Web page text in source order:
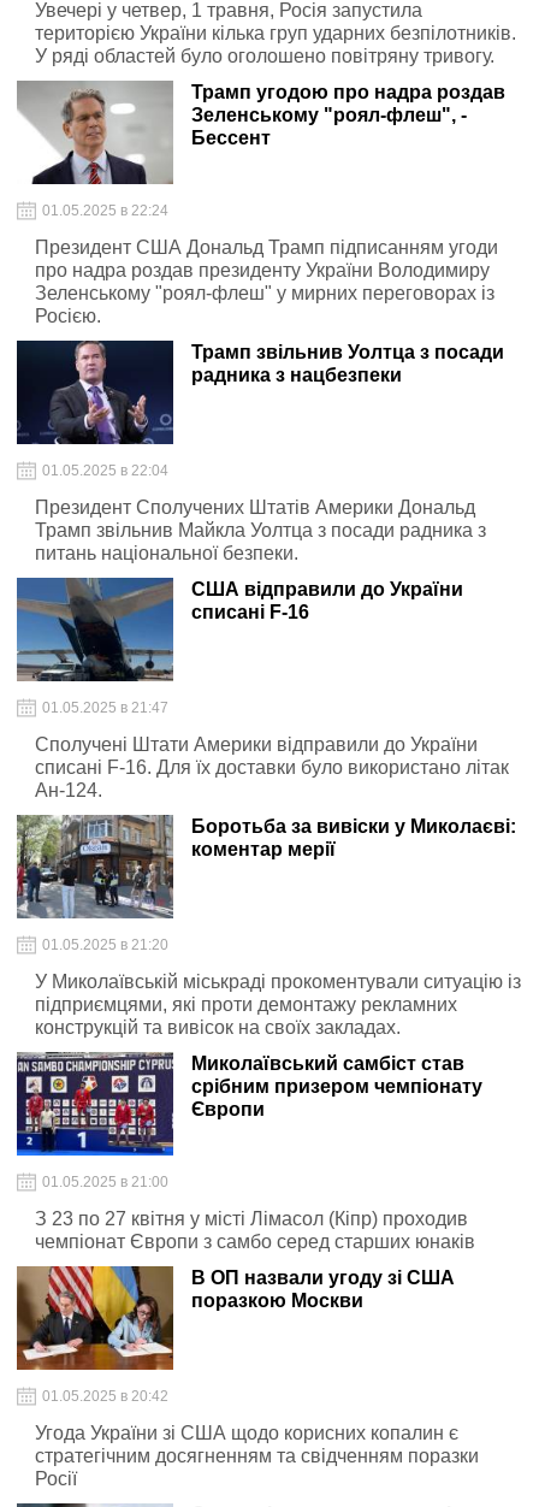
Увечері у четвер, 1 травня, Росія запустила
територією України кілька груп ударних безпілотників.
У ряді областей було оголошено повітряну тривогу.
Трамп угодою про надра роздав
Зеленському "роял-флеш", -
Бессент
01.05.2025 в 22:24
Президент США Дональд Трамп підписанням угоди
про надра роздав президенту України Володимиру
Зеленському "роял-флеш" у мирних переговорах із
Росією.
Трамп звільнив Уолтца з посади
радника з нацбезпеки
01.05.2025 в 22:04
Президент Сполучених Штатів Америки Дональд
Трамп звільнив Майкла Уолтца з посади радника з
питань національної безпеки.
США відправили до України
списані F-16
01.05.2025 в 21:47
Сполучені Штати Америки відправили до України
списані F-16. Для їх доставки було використано літак
Ан-124.
Боротьба за вивіски у Миколаєві:
коментар мерії
01.05.2025 в 21:20
У Миколаївській міськраді прокоментували ситуацію із
підприємцями, які проти демонтажу рекламних
конструкцій та вивісок на своїх закладах.
Миколаївський самбіст став
срібним призером чемпіонату
Європи
01.05.2025 в 21:00
З 23 по 27 квітня у місті Лімасол (Кіпр) проходив
чемпіонат Європи з самбо серед старших юнаків
В ОП назвали угоду зі США
поразкою Москви
01.05.2025 в 20:42
Угода України зі США щодо корисних копалин є
стратегічним досягненням та свідченням поразки
Росії